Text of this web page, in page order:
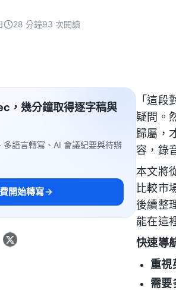
28 分鐘93 次閱讀
，幾分鐘取得逐字稿與
多語言轉寫、AI 會議紀要與待辦
開始轉寫
「這
疑問。
歸屬，
容，錄
本文將
比較市
後續整
能在這
快速導
重視
需要